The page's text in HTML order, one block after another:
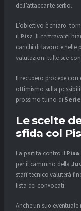
dell’attaccante serbo.
L’obiettivo è chiaro:
il Pisa. Il centravanti
carichi di lavoro e nelle
valutazioni sulle sue
Il recupero procede con
ottimismo sulla
prossimo turno di
Le scelte
sfida col
La partita contro il Pisa
per il cammino della
staff tecnico valuterà
lista dei convocati.
Anche un suo eventuale